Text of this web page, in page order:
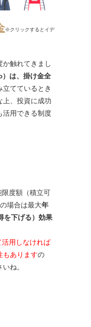
※クリックするとイデ
触れてきまし
）は、掛け金全
立てているとき
上、投資に成功
活用できる制度
度額（積立可
場合は最大年
を下げる）効果
用しなければ
もありますの
ね。